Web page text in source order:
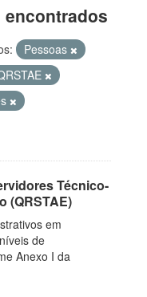
Pessoas
Técnico-
(QRSTAE)
em
de
Anexo I da